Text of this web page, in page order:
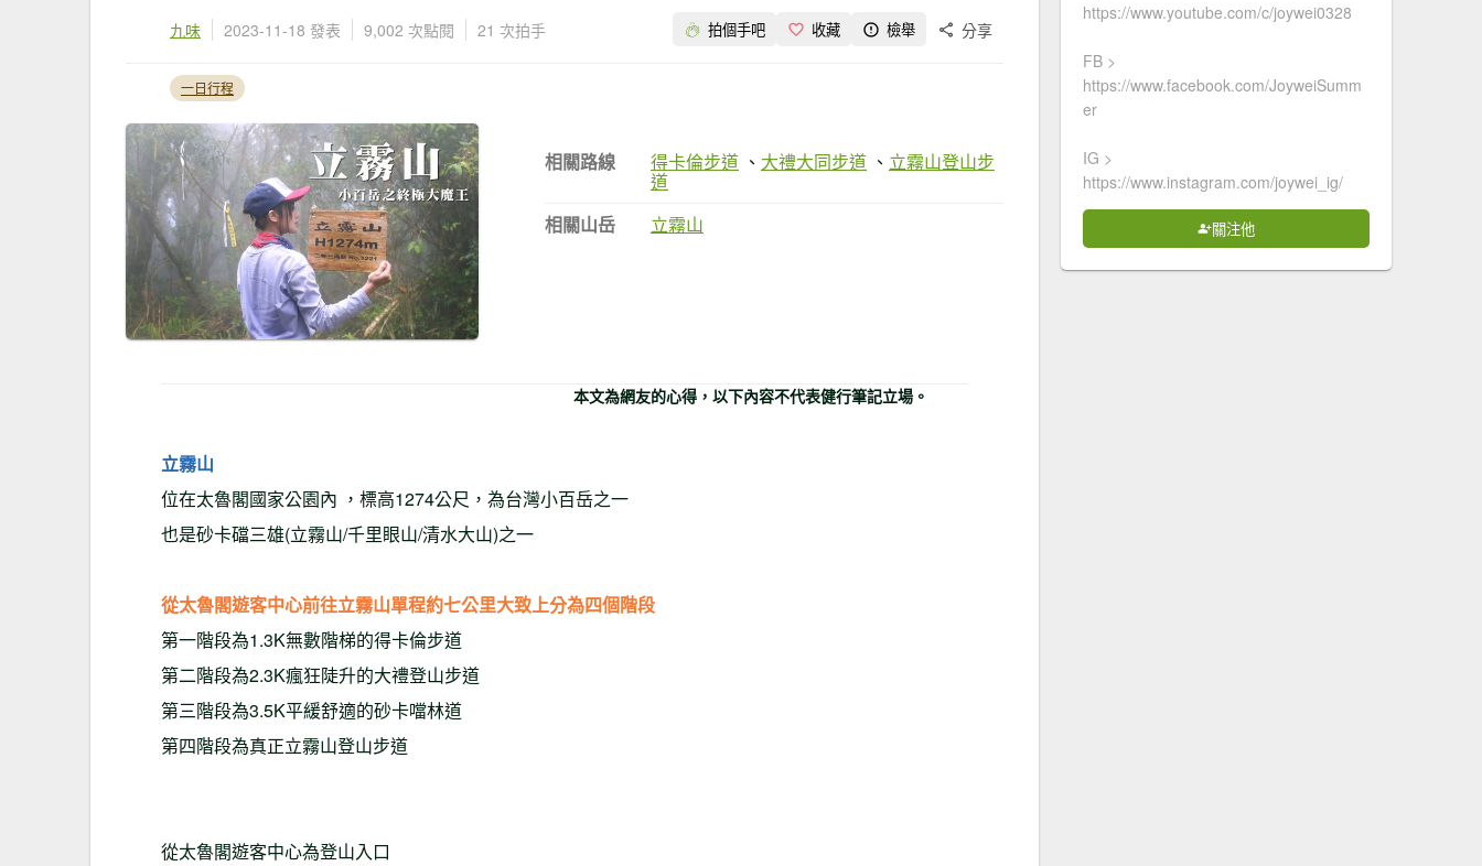
九味 2023-11-18 發表 9,002 次點閱 21 次拍手 拍個手吧 收藏 檢舉 分享
一日行程
相關路線 得卡倫步道 、 大禮大同步道 、 立霧山登山步
道
相關山岳
立霧山
本文為網友的心得，以下內容不代表健行筆記立場。
立霧山
位在太魯閣國家公園內 ，標高1274公尺，為台灣小百岳之一
也是砂卡礑三雄(立霧山/千里眼山/清水大山)之一
從太魯閣遊客中心前往立霧山單程約七公里大致上分為四個階段
第一階段為1.3K無數階梯的得卡倫步道
第二階段為2.3K瘋狂陡升的大禮登山步道
第三階段為3.5K平緩舒適的砂卡噹林道
第四階段為真正立霧山登山步道
從太魯閣遊客中心為登山入口
https://www.youtube.com/c/joywei0328
FB >
https://www.facebook.com/JoyweiSumm
er
IG >
https://www.instagram.com/joywei_ig/
關注他